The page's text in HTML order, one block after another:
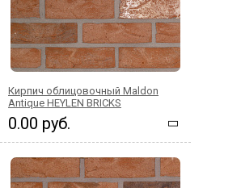
Кирпич облицовочный Maldon
Antique HEYLEN BRICKS
0.00 руб.